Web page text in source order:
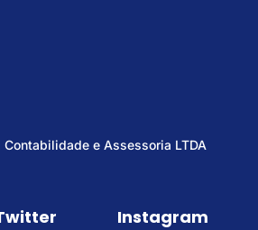
e Assessoria LTDA
Instagram